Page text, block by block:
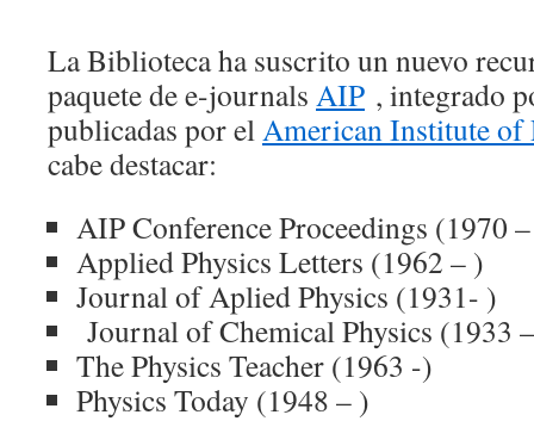
La Biblioteca ha suscrito un nuevo
paquete de e-journals AIP , integrado
publicadas por elAmerican Institute of
cabe destacar:
AIP Conference Proceedings (1970
Applied Physics Letters (1962 – )
Journal of Aplied Physics (1931- )
Journal of Chemical Physics (1933
The Physics Teacher (1963 -)
Physics Today (1948 – )